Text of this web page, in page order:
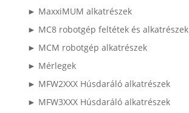
► MaxxiMUM alkatrészek
► MC8 robotgép feltétek és alkatrészek
► MCM robotgép alkatrészek
► Mérlegek
► MFW2XXX Húsdaráló alkatrészek
► MFW3XXX Húsdaráló alkatrészek